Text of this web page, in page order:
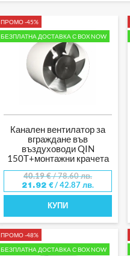
ПРОМО -45%
БЕЗПЛАТНА ДОСТАВКА С BOX NOW
Канален вентилатор за
вграждане във
въздуховоди QIN
150T+монтажни крачета
40.19€/ 78.60 лв.
21.92 €/ 42.87 лв.
КУПИ
ПРОМО -48%
БЕЗПЛАТНА ДОСТАВКА С BOX NOW